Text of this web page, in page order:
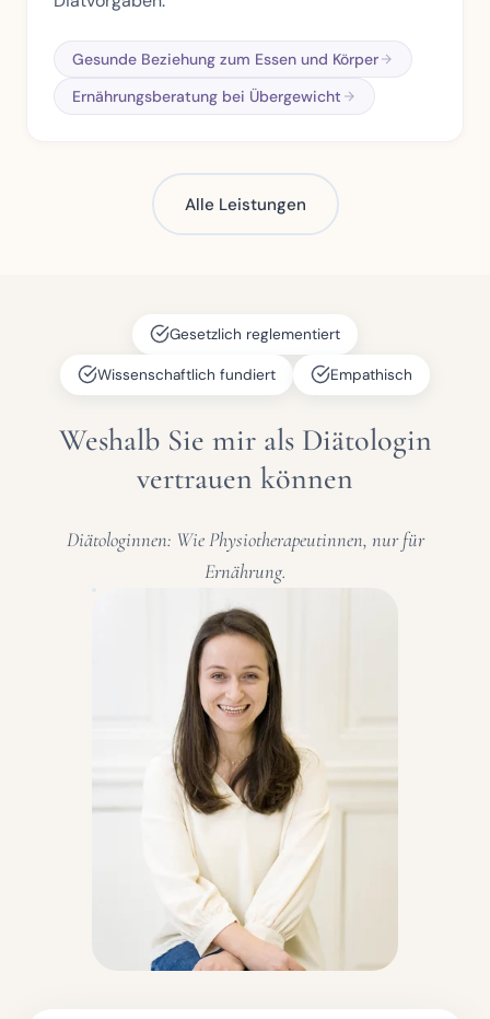
Gesunde Beziehung zum Essen und Körper
Ernährungsberatung bei Übergewicht
Alle Leistungen
Gesetzlich reglementiert
Wissenschaftlich fundiert Empathisch
Weshalb Sie mir als Diätologin
vertrauen können
Diätologinnen: Wie Physiotherapeutinnen, nur für
Ernährung.